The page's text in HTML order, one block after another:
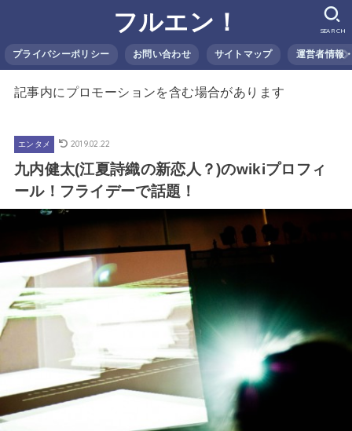
フルエン！
プライバシーポリシー お問い合わせ サイトマップ 運営者情報
SEARCH
記事内にプロモーションを含む場合があります
エンタメ 2019.02.22
九内健太(江夏詩織の新恋人？)のwikiプロフィ
ール！フライデーで話題！